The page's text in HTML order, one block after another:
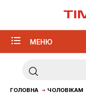
МЕНЮ
ГОЛОВНА ЧОЛОВІКАМ